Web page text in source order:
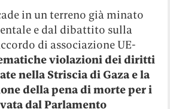
in un terreno già minato
e dal dibattito sulla
di associazione UE-
violazioni dei diritti
nella Striscia di Gaza e la
della pena di morte per i
dal Parlamento